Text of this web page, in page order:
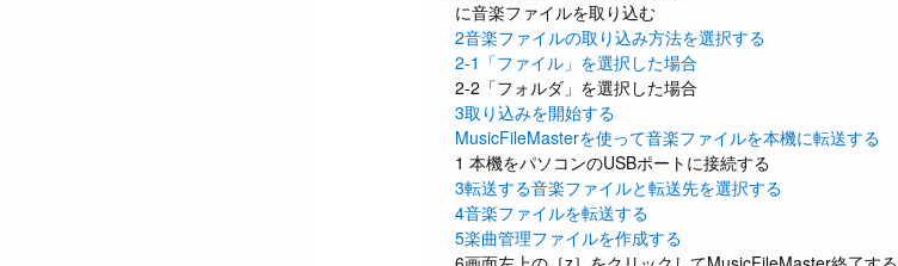
に音楽ファイルを取り込む
2音楽ファイルの取り込み方法を選択する
2-1「ファイル」を選択した場合
2-2「フォルダ」を選択した場合
3取り込みを開始する
MusicFileMasterを使って音楽ファイルを本機に転送する
1 本機をパソコンのUSBポートに接続する
3転送する音楽ファイルと転送先を選択する
4音楽ファイルを転送する
5楽曲管理ファイルを作成する